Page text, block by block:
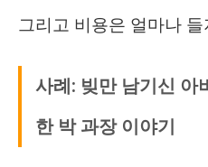
그리고 비용은 얼마나
사례: 빚만 남기신 아
한 박 과장 이야기